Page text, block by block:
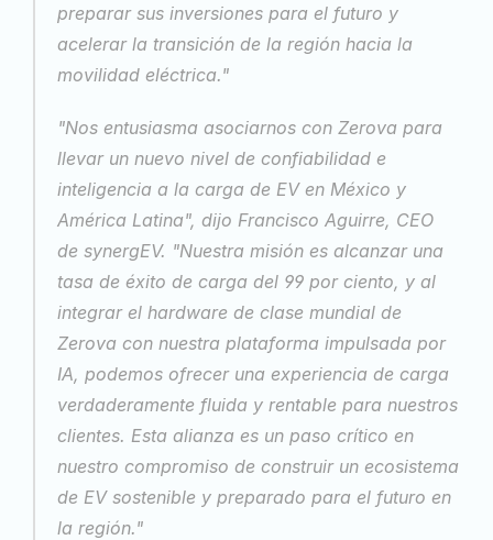
preparar sus inversiones para el futuro y
acelerar la transición de la región hacia la
movilidad eléctrica."
"Nos entusiasma asociarnos con Zerova para
llevar un nuevo nivel de confiabilidad e
inteligencia a la carga de EV en México y
América Latina", dijo Francisco Aguirre, CEO
de synergEV. "Nuestra misión es alcanzar una
tasa de éxito de carga del 99 por ciento, y al
integrar el hardware de clase mundial de
Zerova con nuestra plataforma impulsada por
IA, podemos ofrecer una experiencia de carga
verdaderamente fluida y rentable para nuestros
clientes. Esta alianza es un paso crítico en
nuestro compromiso de construir un ecosistema
de EV sostenible y preparado para el futuro en
la región."